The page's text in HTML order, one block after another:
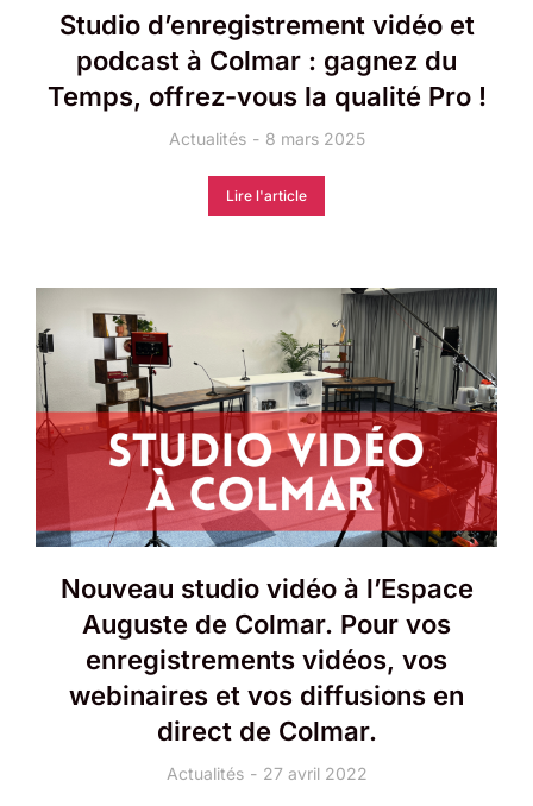
Studio d’enregistrement vidéo et
podcast à Colmar : gagnez du
Temps, offrez-vous la qualité Pro !
Actualités 8 mars 2025
Lire l'article
Nouveau studio vidéo à l’Espace
Auguste de Colmar. Pour vos
enregistrements vidéos, vos
webinaires et vos diffusions en
direct de Colmar.
Actualités 27 avril 2022